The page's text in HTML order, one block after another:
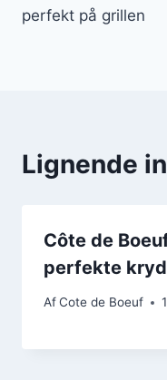
perfekt på grillen
Lignende
Côte de
perfekte
AfCote de Boeuf